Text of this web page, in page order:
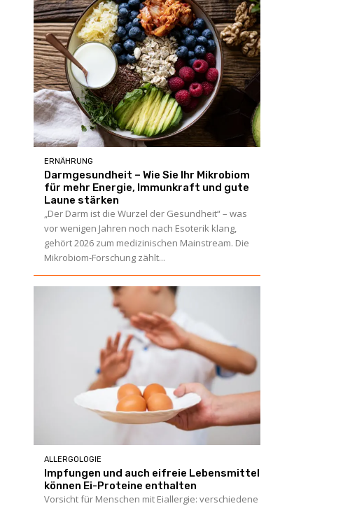
ERNÄHRUNG
Darmgesundheit – Wie Sie Ihr Mikrobiom
für mehr Energie, Immunkraft und gute
Laune stärken
„Der Darm ist die Wurzel der Gesundheit“ – was
vor wenigen Jahren noch nach Esoterik klang,
gehört 2026 zum medizinischen Mainstream. Die
Mikrobiom-Forschung zählt...
ALLERGOLOGIE
Impfungen und auch eifreie Lebensmittel
können Ei-Proteine enthalten
Vorsicht für Menschen mit Eiallergie: verschiedene